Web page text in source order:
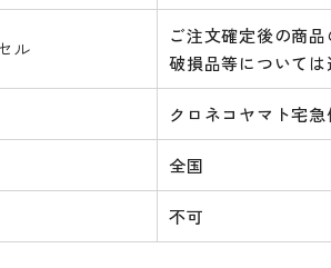
ル
ご注文確定後の商
破損品等については
クロネコヤマト宅急
全国
不可